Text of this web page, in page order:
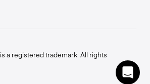
a registered trademark. All rights